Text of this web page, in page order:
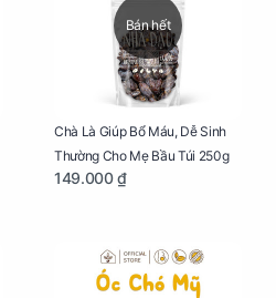
Bán hết
Chà Là Giúp Bổ Máu, Dễ Sinh
Thường Cho Mẹ Bầu Túi 250g
149.000 ₫